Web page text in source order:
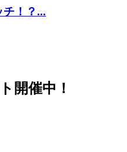
！？...
開催中！